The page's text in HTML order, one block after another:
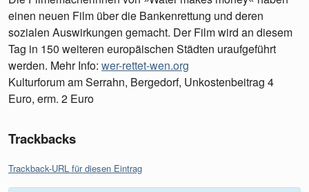
einen neuen Film über die Bankenrettung und deren
sozialen Auswirkungen gemacht. Der Film wird an diesem
Tag in 150 weiteren europäischen Städten uraufgeführt
werden. Mehr Info: wer-rettet-wen.org
Kulturforum am Serrahn, Bergedorf, Unkostenbeitrag 4
Euro, erm. 2 Euro
Trackbacks
Trackback-URL für diesen Eintrag